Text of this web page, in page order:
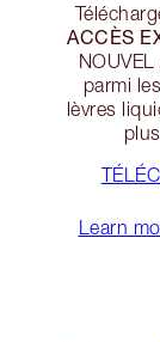
ACCÈS
parmi
lèvres
Learn